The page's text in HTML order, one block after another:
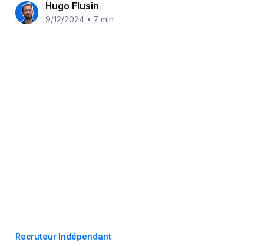
Hugo Flusin
9/12/2024 • 7 min
Recruteur Indépendant